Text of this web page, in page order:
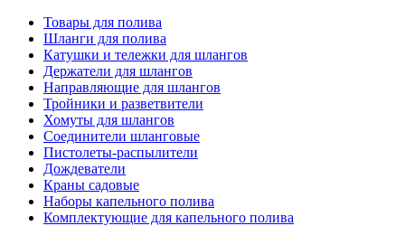
Товары для полива
Шланги для полива
Катушки и тележки для шлангов
Держатели для шлангов
Направляющие для шлангов
Тройники и разветвители
Хомуты для шлангов
Соединители шланговые
Пистолеты-распылители
Дождеватели
Краны садовые
Наборы капельного полива
Комплектующие для капельного полива